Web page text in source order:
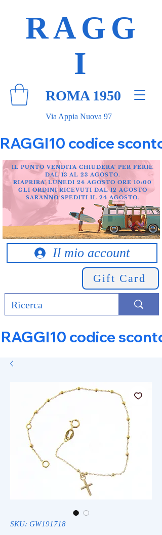
Via Appia Nuova 97
RAGG
I
ROMA 1950
RAGGI10 codice
Il mio account
Gift Card
IL PUNTO VENDITA CHIUDERA' PER FERIE
DAL 13 AL 23 AGOSTO.
RIAPRIRA' LUNEDI 24 AGOSTO ORE 10:00
GLI ORDINI RICEVUTI DAL 12 AGOSTO
SARANNO SPEDITI IL 24 AGOSTO.
RAGGI10 codice
SKU: GW191718